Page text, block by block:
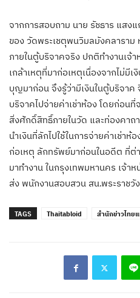
จากการสอบถาม นาย รัชธาร แสง
ของ วัดพระเชตุพนวิมลมังคลาราม
ภายในตู้บริจาคจริง ปกติทำงานเจ้
เกล้าเหตุที่มาก่อเหตุเนื่องจากไม่มี
บุญมาก่อน จึงรู้ว่ามีเงินในตู้บริจาค
บริจาคไปจ่ายค่าเช่าห้อง โดยก่อน
สิ่งศักดิ์สิทธิ์ภายในวัด และท่องคาถ
นำเงินที่ลักไปใช้ในการจ่ายค่าเช่าห้
ก่อเหตุ ลักทรัพย์มาก่อนในอดีต ที่ต่
มาทํางาน ในกรุงเทพมหานคร เจ้า
ส่ง พนักงานสอบสวน สน.พระราชวั
TAGS Thaitabloid สำนักข่าวไทย